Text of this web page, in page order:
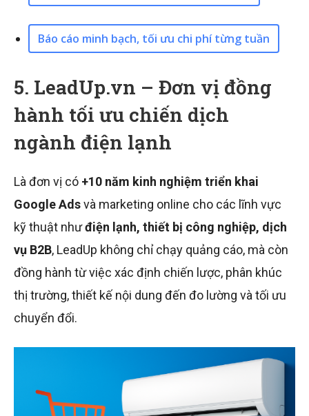
Báo cáo minh bạch, tối ưu chi phí từng tuần
5. LeadUp.vn – Đơn vị đồng
hành tối ưu chiến dịch
ngành điện lạnh
Là đơn vị có +10 năm kinh nghiệm triển khai
Google Adsvà marketing online cho các lĩnh vực
kỹ thuật nhưđiện lạnh, thiết bị công nghiệp, dịch
vụ B2B, LeadUp không chỉ chạy quảng cáo, mà còn
đồng hành từ việc xác định chiến lược, phân khúc
thị trường, thiết kế nội dung đến đo lường và tối ưu
chuyển đổi.